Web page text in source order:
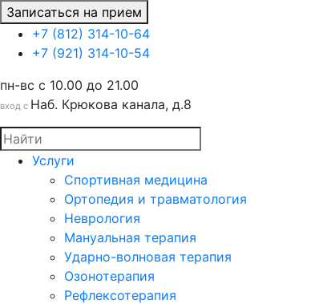
Записаться на прием
+7 (812) 314-10-64
+7 (921) 314-10-54
пн-вс c 10.00 до 21.00
вход с Наб. Крюкова канала, д.8
Услуги
Спортивная медицина
Ортопедия и травматология
Неврология
Мануальная терапия
Ударно-волновая терапия
Озонотерапия
Рефлексотерапия